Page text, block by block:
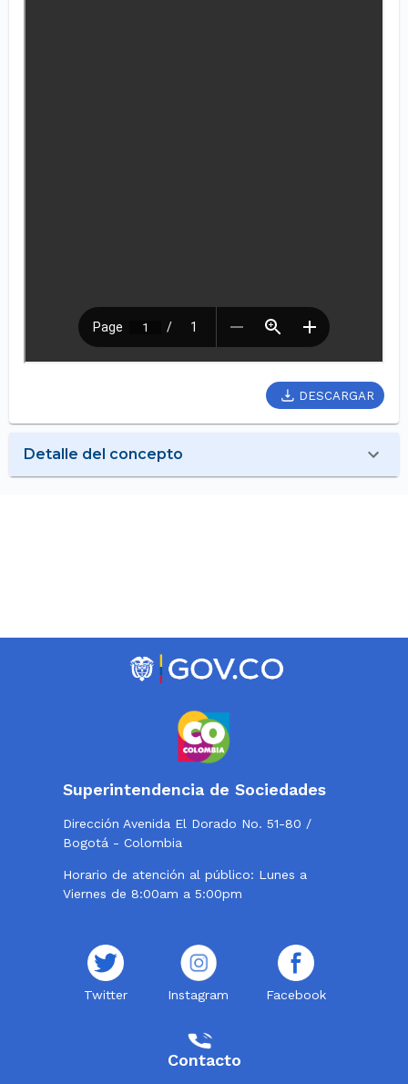
DESCARGAR
Detalle del concepto
Superintendencia de Sociedades
Dirección Avenida El Dorado No. 51-80 /
Bogotá - Colombia
Horario de atención al público: Lunes a
Viernes de 8:00am a 5:00pm
Twitter Instagram Facebook
Contacto